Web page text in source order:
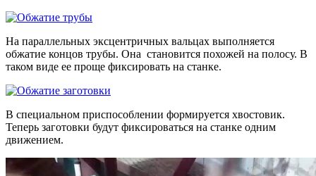
На параллельных эксцентричных вальцах выполняется
обжатие концов трубы. Она становится похожей на полосу. В
таком виде ее проще фиксировать на станке.
В специальном приспособлении формируется хвостовик.
Теперь заготовки будут фиксироваться на станке одним
движением.